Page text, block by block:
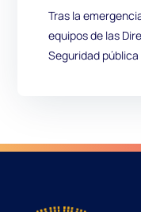
Tras la
equipos de las
Seguridad